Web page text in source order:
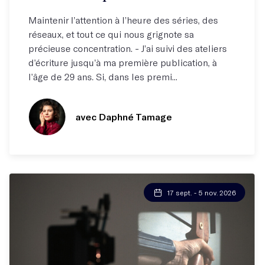
Maintenir l’attention à l’heure des séries, des
réseaux, et tout ce qui nous grignote sa
précieuse concentration. - J’ai suivi des ateliers
d’écriture jusqu’à ma première publication, à
l’âge de 29 ans. Si, dans les premi...
avec Daphné Tamage
17 sept. - 5 nov. 2026